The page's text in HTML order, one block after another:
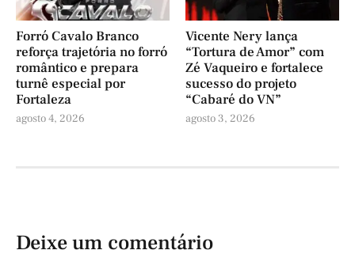
Forró Cavalo Branco
reforça trajetória no forró
romântico e prepara
turnê especial por
Fortaleza
agosto 4, 2026
Vicente Nery lança
“Tortura de Amor” com
Zé Vaqueiro e fortalece
sucesso do projeto
“Cabaré do VN”
agosto 3, 2026
Deixe um comentário